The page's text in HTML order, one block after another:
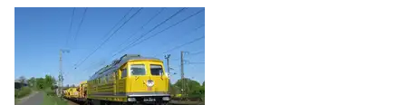
BR 52 DR 52.1-7/52.9 ·Kriegslok·
BR 52.8 DR 52.8 ·DR-Rekolok·
Dieselloks | 92 80